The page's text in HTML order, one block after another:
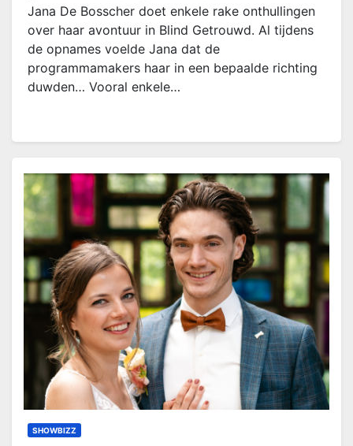
Jana De Bosscher doet enkele rake onthullingen
over haar avontuur in Blind Getrouwd. Al tijdens
de opnames voelde Jana dat de
programmamakers haar in een bepaalde richting
duwden… Vooral enkele…
SHOWBIZZ